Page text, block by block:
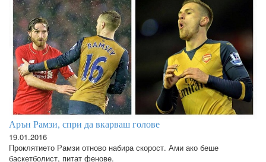
Арън Рамзи, спри да вкарваш голове
19.01.2016
Проклятието Рамзи отново набира скорост. Ами ако беше
баскетболист, питат фенове.